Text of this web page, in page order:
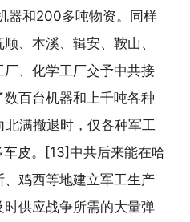
器和200多吨物资。同样
、本溪、辑安、鞍山、
、化学工厂交予中共接
百台机器和上千吨各种
满撤退时，仅各种军工
皮。[13]中共后来能在哈
鸡西等地建立军工生产
供应战争所需的大量弹